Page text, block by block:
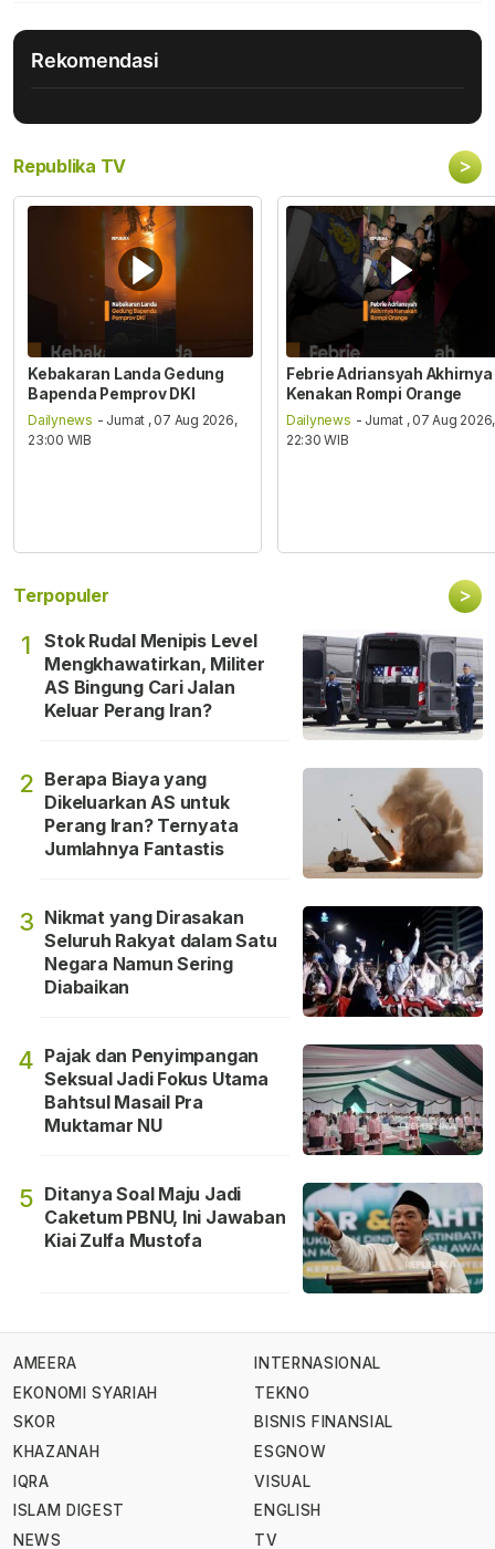
Rekomendasi
Republika TV >
Kebakaran Landa Gedung
Bapenda Pemprov DKI
Dailynews - Jumat , 07 Aug 2026,
23:00 WIB
Febrie Adriansyah Akhirnya
Kenakan Rompi Orange
Dailynews - Jumat , 07 Aug 2026,
22:30 WIB
Terpopuler >
1
Stok Rudal Menipis Level
Mengkhawatirkan, Militer
AS Bingung Cari Jalan
Keluar Perang Iran?
2 Berapa Biaya yang
Dikeluarkan AS untuk
Perang Iran? Ternyata
Jumlahnya Fantastis
3 Nikmat yang Dirasakan
Seluruh Rakyat dalam Satu
Negara Namun Sering
Diabaikan
4 Pajak dan Penyimpangan
Seksual Jadi Fokus Utama
Bahtsul Masail Pra
Muktamar NU
5 Ditanya Soal Maju Jadi
Caketum PBNU, Ini Jawaban
Kiai Zulfa Mustofa
AMEERA
EKONOMI SYARIAH
SKOR
KHAZANAH
IQRA
ISLAM DIGEST
NEWS
INTERNASIONAL
TEKNO
BISNIS FINANSIAL
ESGNOW
VISUAL
ENGLISH
TV